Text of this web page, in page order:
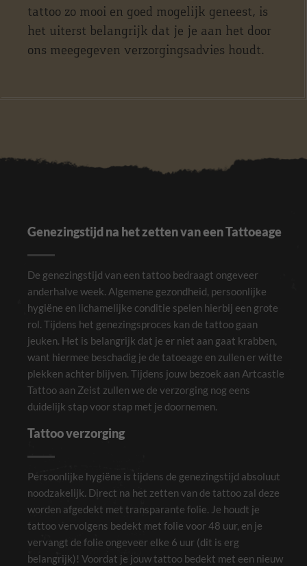
tattoo zo mooi en goed mogelijk geneest, is
het uiterst belangrijk dat je je aan het door
ons meegegeven verzorgingsadvies houdt.
Genezingstijd na het zetten van een Tattoeage
De genezingstijd van een tattoo bedraagt ongeveer
anderhalve week. Algemene gezondheid, persoonlijke
hygiëne en lichamelijke conditie spelen hierbij een grote
rol. Tijdens het genezingsproces kan de tattoo gaan
jeuken. Het is belangrijk dat je er niet aan gaat krabben,
want hiermee beschadig je de tatoeage en zullen er witte
plekken achter blijven. Tijdens jouw bezoek aan Artcastle
Tattoo aan Zeist zullen we de verzorging nog eens
duidelijk stap voor stap met je doornemen.
Tattoo verzorging
Persoonlijke hygiëne is tijdens de genezingstijd absoluut
noodzakelijk. Direct na het zetten van de tattoo zal deze
worden afgedekt met transparante folie. Je houdt je
tattoo vervolgens bedekt met folie voor 48 uur, en je
vervangt de folie ongeveer elke 6 uur (dit is erg
belangrijk)! Voordat je jouw tattoo bedekt met een nieuw